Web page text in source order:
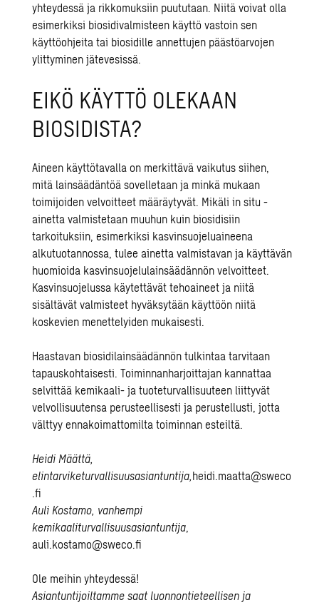
yhteydessä ja rikkomuksiin puututaan. Niitä voivat olla
esimerkiksi biosidivalmisteen käyttö vastoin sen
käyttöohjeita tai biosidille annettujen päästöarvojen
ylittyminen jätevesissä.
EIKÖ KÄYTTÖ OLEKAAN
BIOSIDISTA?
Aineen käyttötavalla on merkittävä vaikutus siihen,
mitä lainsäädäntöä sovelletaan ja minkä mukaan
toimijoiden velvoitteet määräytyvät. Mikäli in situ -
ainetta valmistetaan muuhun kuin biosidisiin
tarkoituksiin, esimerkiksi kasvinsuojeluaineena
alkutuotannossa, tulee ainetta valmistavan ja käyttävän
huomioida kasvinsuojelulainsäädännön velvoitteet.
Kasvinsuojelussa käytettävät tehoaineet ja niitä
sisältävät valmisteet hyväksytään käyttöön niitä
koskevien menettelyiden mukaisesti.
Haastavan biosidilainsäädännön tulkintaa tarvitaan
tapauskohtaisesti. Toiminnanharjoittajan kannattaa
selvittää kemikaali- ja tuoteturvallisuuteen liittyvät
velvollisuutensa perusteellisesti ja perustellusti, jotta
välttyy ennakoimattomilta toiminnan esteiltä.
Heidi Määttä,
elintarviketurvallisuusasiantuntija,heidi.maatta@sweco
.fi
Auli Kostamo, vanhempi
kemikaaliturvallisuusasiantuntija,
auli.kostamo@sweco.fi
Ole meihin yhteydessä!
Asiantuntijoiltamme saat luonnontieteellisen ja